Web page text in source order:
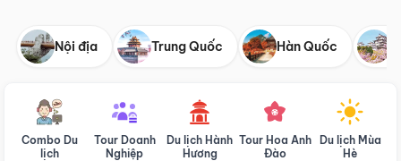
Nội địa Trung Quốc Hàn Quốc
Combo Du
lịch
Tour Doanh
Nghiệp
Du lịch Hành
Hương
Tour Hoa Anh
Đào
Du lịch Mùa
Hè